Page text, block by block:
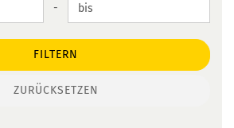
-
FILTERN
ZURÜCKSETZEN